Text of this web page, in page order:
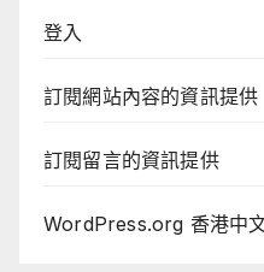
登入
訂閱網站內容的資訊提供
訂閱留言的資訊提供
WordPress.org 香港中